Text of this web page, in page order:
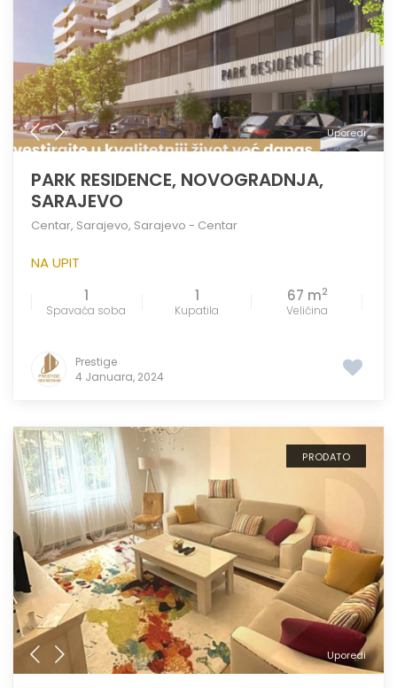
Uporedi
PARK RESIDENCE, NOVOGRADNJA,
SARAJEVO
Centar, Sarajevo, Sarajevo - Centar
NA UPIT
1
Spavaća soba
1
Kupatila
67 m2
Veličina
Prestige
4 Januara, 2024
Uporedi
PRODATO